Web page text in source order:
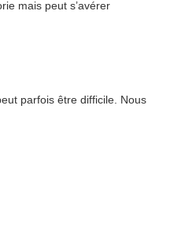
mais peut s’avérer
parfois être difficile. Nous